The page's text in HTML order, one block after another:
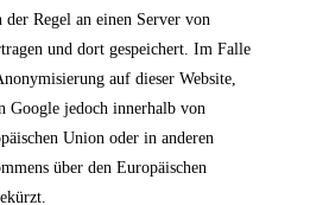
Regel an einen Server von
und dort gespeichert. Im Falle
auf dieser Website,
Google jedoch innerhalb von
Union oder in anderen
über den Europäischen